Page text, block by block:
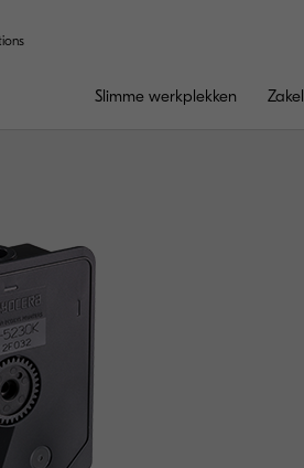
Slimme werkplekken